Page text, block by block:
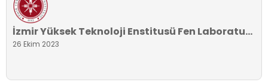
İzmir Yüksek Teknoloji Enstitusü Fen Laboratuvarı
26 Ekim 2023